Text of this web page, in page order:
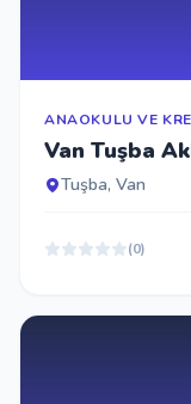
ANAOKULU VE
Van Tuşba
Tuşba, Van
(0)